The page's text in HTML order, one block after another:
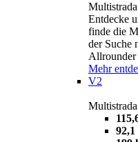
Entdecke
finde die
der Suche
Allrounder
Mehr
V2